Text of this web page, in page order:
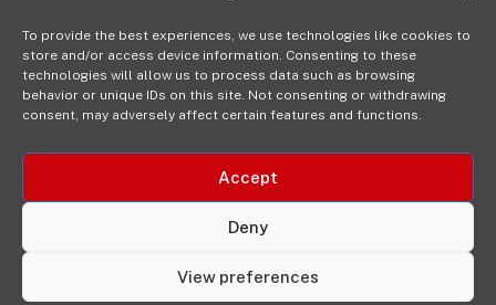
To provide the best experiences, we use technologies like cookies to
store and/or access device information. Consenting to these
technologies will allow us to process data such as browsing
behavior or unique IDs on this site. Not consenting or withdrawing
consent, may adversely affect certain features and functions.
Accept
Deny
View preferences
用製
品
aXtion
の各製
品を購
ート
ニュ
ース
ース
販売
元